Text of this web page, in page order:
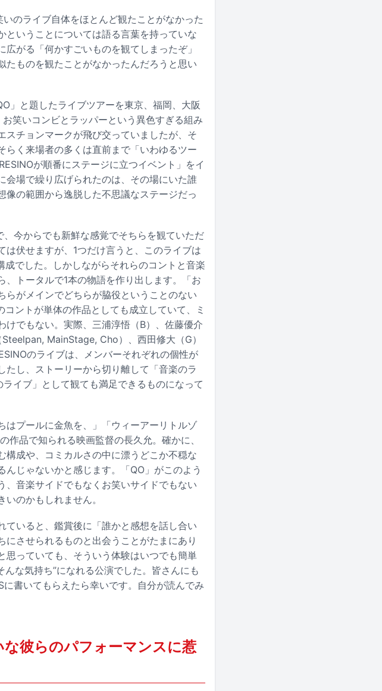
のライブ自体をほとんど観たことがなかった
いうことについては語る言葉を持っていな
がる「何かすごいものを観てしまったぞ」
たものを観たことがなかったんだろうと思い
」と題したライブツアーを東京、福岡、大阪
笑いコンビとラッパーという異色すぎる組み
チョンマークが飛び交っていましたが、そ
く来場者の多くは直前まで「いわゆるツー
が順番にステージに立つイベント」をイ
会場で繰り広げられたのは、その場にいた誰
像の範囲から逸脱した不思議なステージだっ
今からでも新鮮な感覚でそちらを観ていただ
伏せますが、1つだけ言うと、このライブは
成でした。しかしながらそれらのコントと音楽
トータルで1本の物語を作り出します。「お
がメインでどちらが脇役ということのない
ントが単体の作品としても成立していて、ミ
けでもない。実際、三浦淳悟（B）、佐藤優介
MainStage, Cho）、西田修大（G）
のライブは、メンバーそれぞれの個性が
し、ストーリーから切り離して「音楽のラ
イブ」として観ても満足できるものになって
はプールに金魚を、」「ウィーアーリトルゾ
作品で知られる映画監督の長久允。確かに、
成や、コミカルさの中に漂うどこか不穏な
じゃないかと感じます。「QO」がこのよう
音楽サイドでもなくお笑いサイドでもない
のかもしれません。
いると、鑑賞後に「誰かと感想を話し合い
させられるものと出会うことがたまにあり
思っていても、そういう体験はいつでも簡単
な気持ち”になれる公演でした。皆さんにも
書いてもらえたら幸いです。自分が読んでみ
彼らのパフォーマンスに惹